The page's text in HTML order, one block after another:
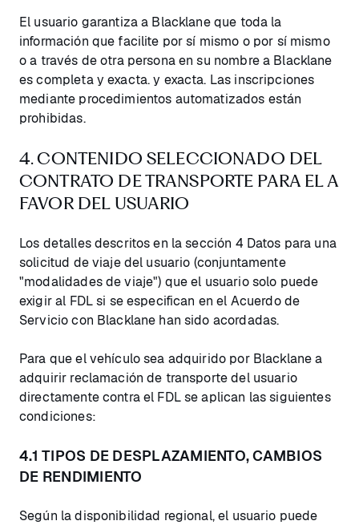
El usuario garantiza a Blacklane que toda la
información que facilite por sí mismo o por sí mismo
o a través de otra persona en su nombre a Blacklane
es completa y exacta. y exacta. Las inscripciones
mediante procedimientos automatizados están
prohibidas.
4. CONTENIDO SELECCIONADO DEL
CONTRATO DE TRANSPORTE PARA EL A
FAVOR DEL USUARIO
Los detalles descritos en la sección 4 Datos para una
solicitud de viaje del usuario (conjuntamente
"modalidades de viaje") que el usuario solo puede
exigir al FDL si se especifican en el Acuerdo de
Servicio con Blacklane han sido acordadas.
Para que el vehículo sea adquirido por Blacklane a
adquirir reclamación de transporte del usuario
directamente contra el FDL se aplican las siguientes
condiciones:
4.1 TIPOS DE DESPLAZAMIENTO, CAMBIOS
DE RENDIMIENTO
Según la disponibilidad regional, el usuario puede